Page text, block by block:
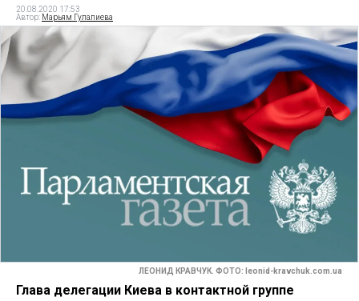
20.08.2020 17:53
Автор: Марьям Гулалиева
ЛЕОНИД КРАВЧУК. ФОТО: leonid-kravchuk.com.ua
Глава делегации Киева в контактной группе